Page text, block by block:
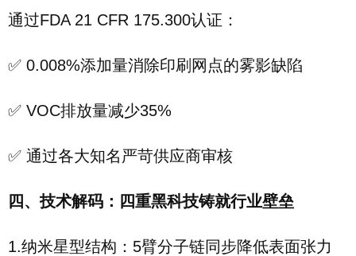
通过FDA 21 CFR 175.300认证：
✅ 0.008%添加量消除印刷网点的雾影缺陷
✅ VOC排放量减少35%
✅ 通过各大知名严苛供应商审核
四、技术解码：四重黑科技铸就行业壁垒
1.纳米星型结构：5臂分子链同步降低表面张力